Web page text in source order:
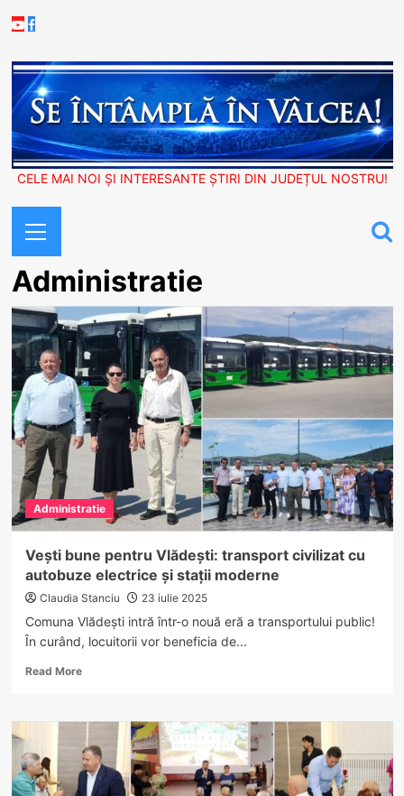
to
Youtube
Facebook
CELE MAI NOI ȘI INTERESANTE ȘTIRI DIN JUDEȚUL NOSTRU!
Menu
Administratie
Administratie
Vești bune pentru Vlădești: transport civilizat cu
autobuze electrice și stații moderne
Claudia Stanciu 23 iulie 2025
Comuna Vlădești intră într-o nouă eră a transportului public!
În curând, locuitorii vor beneficia de...
Read MoreRead
Vești
bune
pentru
Vlădești:
transport